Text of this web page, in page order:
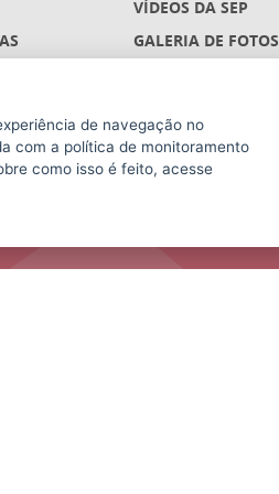
VÍDEOS DA SEP
GALERIA DE FOTOS
de navegação no
com a política de monitoramento
como isso é feito, acesse